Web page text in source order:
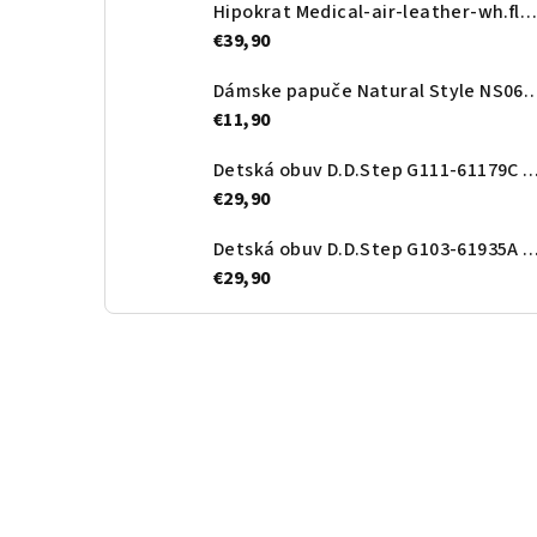
Hipokrat Medical-air-leather-wh.flower
€39,90
Dámske papuče
€11,90
Detská obuv D.D.Step
€29,90
Detská obuv D.D.Step
€29,90